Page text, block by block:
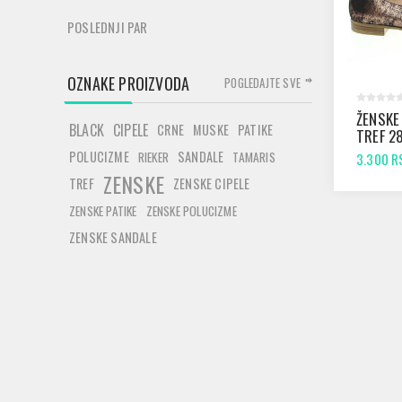
TREF
3.300
POSLEDNJI PAR
OZNAKE PROIZVODA
BLACK CIPELE CRNE MUSKE PATIKE
POLUCIZME RIEKER SANDALE TAMARIS
TREF ZENSKE ZENSKE CIPELE
ZENSKE PATIKE ZENSKE POLUCIZME
ZENSKE SANDALE
POGLEDAJTE SVE